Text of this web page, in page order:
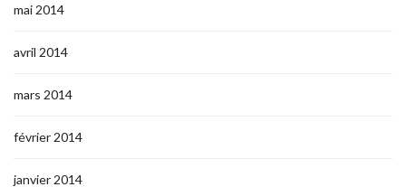
mai 2014
avril 2014
mars 2014
février 2014
janvier 2014